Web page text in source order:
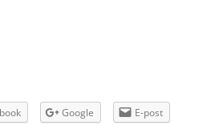
Google
E-post